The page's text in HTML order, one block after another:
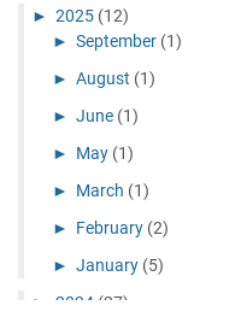
► 2025 (12)
► September (1)
► August (1)
► June (1)
► May (1)
► March (1)
► February (2)
► January (5)
► 2024 (27)